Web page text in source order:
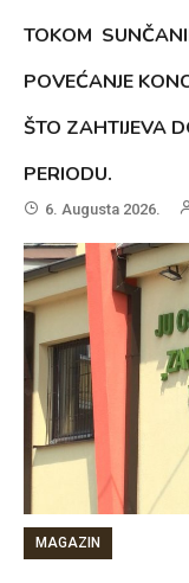
TOKOM
POVEĆANJE
ŠTO ZAHTIJEVA
PERIODU.
6. Augusta 2026.
MAGAZIN